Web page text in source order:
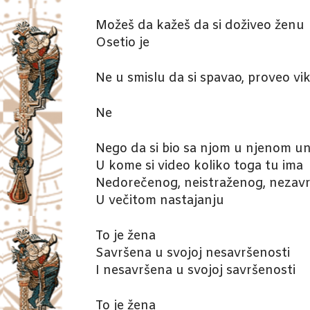
Možeš da kažeš da si doživeo ženu
Osetio je
Ne u smislu da si spavao, proveo
Ne
Nego da si bio sa njom u njenom
U kome si video koliko toga tu ima
Nedorečenog, neistraženog,
U večitom nastajanju
To je žena
Savršena u svojoj nesavršenosti
I nesavršena u svojoj savršenosti
To je žena